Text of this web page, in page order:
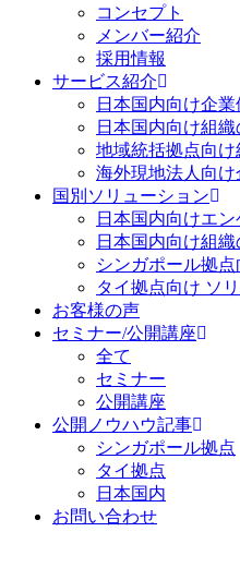
コンセプト
メンバー紹介
採用情報
サービス紹介
日本国内向け企業
日本国内向け組織
地域統括拠点向け
海外現地法人向け
国別ソリューション
日本国内向けエン
日本国内向け組織
シンガポール拠
タイ拠点向け ソ
お客様の声
セミナー/公開講座
全て
セミナー
公開講座
公開ノウハウ記事
シンガポール拠点
タイ拠点
日本国内
お問い合わせ